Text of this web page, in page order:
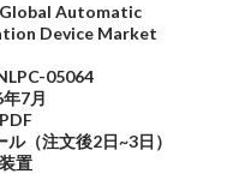
Global Automatic
Device Market
05064
7月
ル（注文後2日~3日）
置